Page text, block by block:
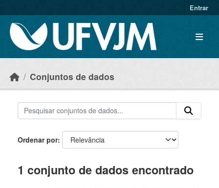
Entrar
Conjuntos de dados
Ordenar por
1 conjunto de dados encontrado